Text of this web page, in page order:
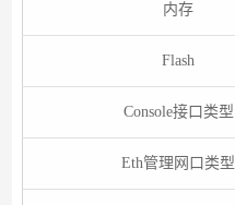
内存
Flash
Console接口类型
Eth管理网口类型